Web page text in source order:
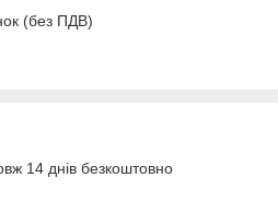
(без ПДВ)
14 днів безкоштовно